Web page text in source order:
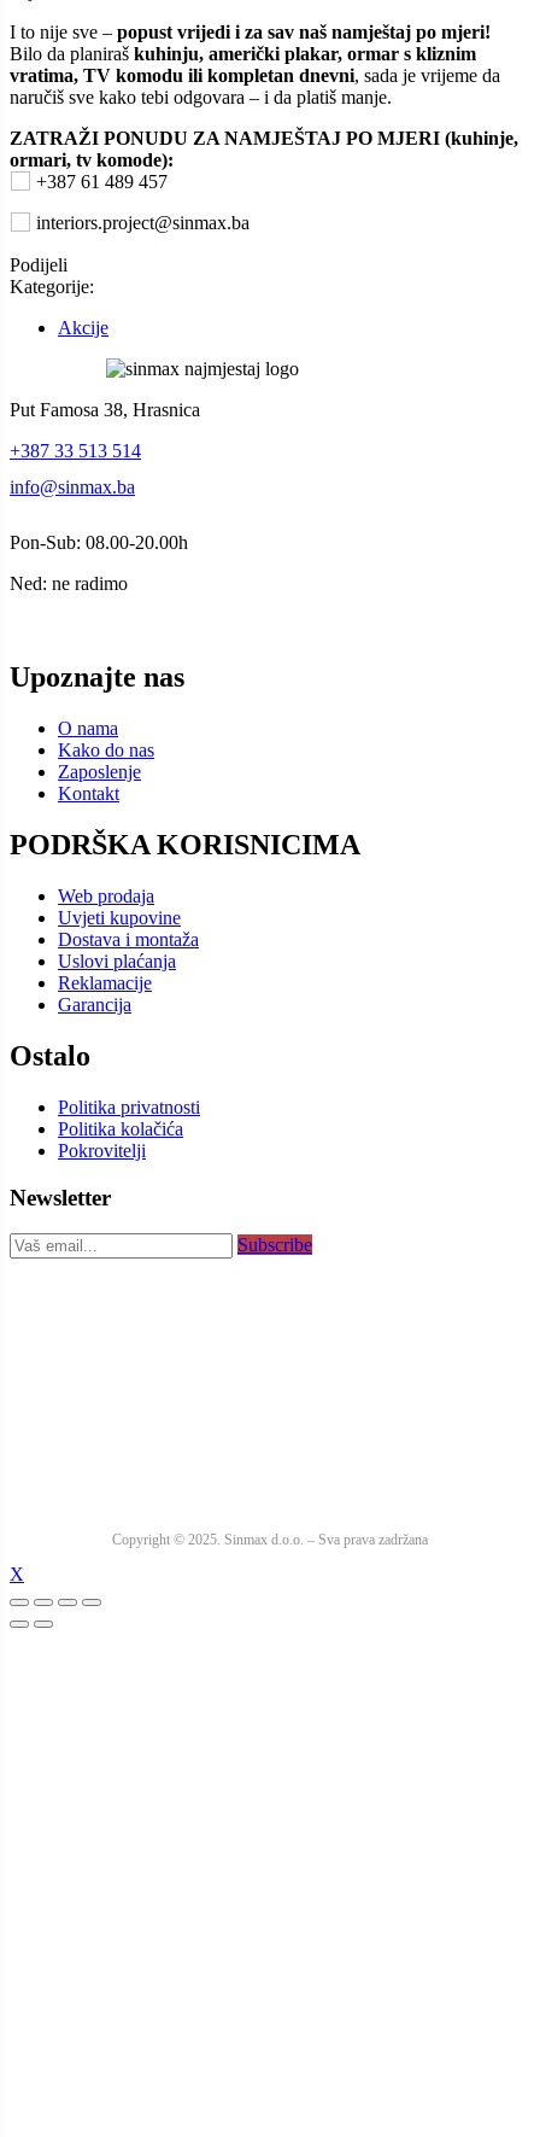
I to nije sve – popust vrijedi i za sav naš namještaj po mjeri!
Bilo da planiraš kuhinju, američki plakar, ormar s kliznim
vratima, TV komodu ili kompletan dnevni, sada je vrijeme da
naručiš sve kako tebi odgovara – i da platiš manje.
ZATRAŽI PONUDU ZA NAMJEŠTAJ PO MJERI (kuhinje,
ormari, tv komode):
+387 61 489 457
interiors.project@sinmax.ba
Podijeli
Kategorije:
Akcije
Put Famosa 38, Hrasnica
+387 33 513 514
info@sinmax.ba
Pon-Sub: 08.00-20.00h
Ned: ne radimo
Upoznajte nas
O nama
Kako do nas
Zaposlenje
Kontakt
PODRŠKA KORISNICIMA
Web prodaja
Uvjeti kupovine
Dostava i montaža
Uslovi plaćanja
Reklamacije
Garancija
Ostalo
Politika privatnosti
Politika kolačića
Pokrovitelji
Newsletter
Subscribe
Copyright © 2025. Sinmax d.o.o. – Sva prava zadržana
X